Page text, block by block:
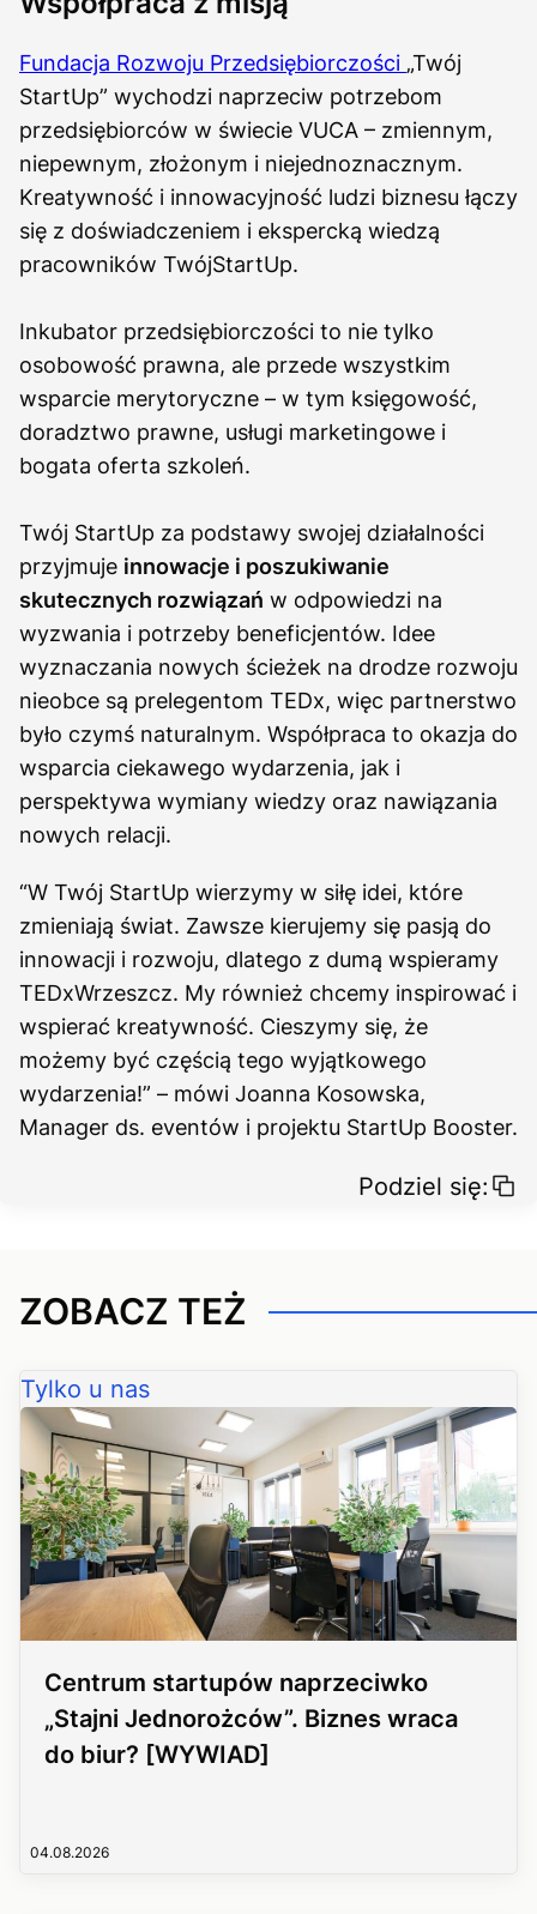
Fundacja Rozwoju Przedsiębiorczości „Twój
StartUp” wychodzi naprzeciw potrzebom
przedsiębiorców w świecie VUCA – zmiennym,
niepewnym, złożonym i niejednoznacznym.
Kreatywność i innowacyjność ludzi biznesu łączy
się z doświadczeniem i ekspercką wiedzą
pracowników TwójStartUp.
Inkubator przedsiębiorczości to nie tylko
osobowość prawna, ale przede wszystkim
wsparcie merytoryczne – w tym księgowość,
doradztwo prawne, usługi marketingowe i
bogata oferta szkoleń.
Twój StartUp za podstawy swojej działalności
przyjmuje innowacje i poszukiwanie
skutecznych rozwiązań w odpowiedzi na
wyzwania i potrzeby beneficjentów. Idee
wyznaczania nowych ścieżek na drodze rozwoju
nieobce są prelegentom TEDx, więc partnerstwo
było czymś naturalnym. Współpraca to okazja do
wsparcia ciekawego wydarzenia, jak i
perspektywa wymiany wiedzy oraz nawiązania
nowych relacji.
“W Twój StartUp wierzymy w siłę idei, które
zmieniają świat. Zawsze kierujemy się pasją do
innowacji i rozwoju, dlatego z dumą wspieramy
TEDxWrzeszcz. My również chcemy inspirować i
wspierać kreatywność. Cieszymy się, że
możemy być częścią tego wyjątkowego
wydarzenia!” – mówi Joanna Kosowska,
Manager ds. eventów i projektu StartUp Booster.
Podziel się:
ZOBACZ TEŻ
Tylko u nas
Centrum startupów naprzeciwko
„Stajni Jednorożców”. Biznes wraca
do biur? [WYWIAD]
04.08.2026